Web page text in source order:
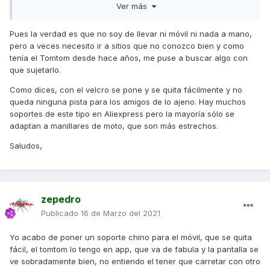
funda que llevas me acabas de dar una idea y es intentar
velcros para sujetar la funda al manillar, la verdad ni se me
había ocurrido lo de los velcros y me gusta la idea y el
sistema, fácil de quitar y poner y sujeta lo suficiente, voy a
ver como me lo "monto". La opción de comprar la misma
móviles) lo veo muy caro la verdad, ya que son casi 40€ del
"ala". como tengo la típica funda con cremallera, creo que
con eso y algo de ingenio puedo fabricarme algo, si no,
pues no me quedaría otra que la opción de la funda de
Ver más
Pues la verdad es que no soy de llevar ni móvil ni nada a mano,
pero a veces necesito ir a sitios que no conozco bien y como
tenía el Tomtom desde hace años, me puse a buscar algo con
que sujetarlo.
Como dices, con el velcro se pone y se quita fácilmente y no
queda ninguna pista para los amigos de lo ajeno. Hay muchos
soportes de este tipo en Aliexpress pero la mayoría sólo se
adaptan a manillares de moto, que son más estrechos.
Saludos,
zepedro
Publicado 16 de Marzo del 2021
Yo acabo de poner un soporte chino para el móvil, que se quita
fácil, el tomtom lo tengo en app, que va de fabula y la pantalla se
ve sobradamente bien, no entiendo el tener que carretar con otro